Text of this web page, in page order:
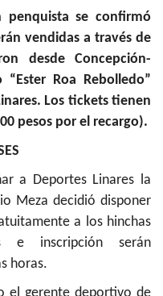
se confirmó
vendidas a través de
desde Concepción-
Roa Rebolledo”
Los tickets tienen
pesos por el recargo).
a Deportes Linares la
Meza decidió disponer
a los hinchas
e inscripción serán
horas.